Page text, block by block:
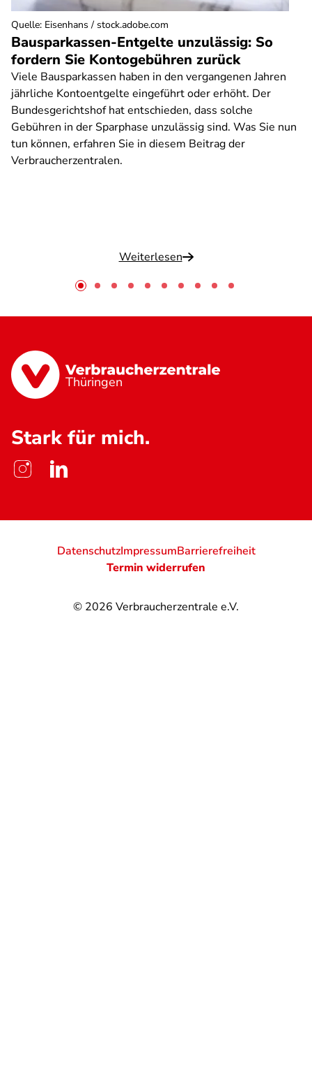
Bausparkassen-Entgelte unzulässig: So
fordern Sie Kontogebühren zurück
Viele Bausparkassen haben in den vergangenen Jahren
jährliche Kontoentgelte eingeführt oder erhöht. Der
Bundesgerichtshof hat entschieden, dass solche
Gebühren in der Sparphase unzulässig sind. Was Sie nun
tun können, erfahren Sie in diesem Beitrag der
Verbraucherzentralen.
Weiterlesen
Quelle: Eisenhans / stock.adobe.com
Thüringen
Stark für mich.
© 2026 Verbraucherzentrale e.V.
DatenschutzImpressumBarrierefreiheit
Termin widerrufen